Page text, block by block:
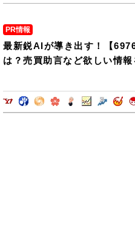
PR情報
最新鋭AIが導き出す！【
は？売買助言など欲しい情報